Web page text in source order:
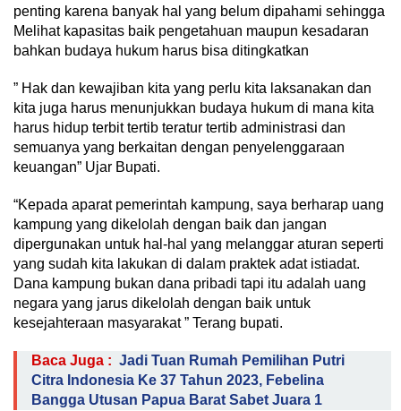
penting karena banyak hal yang belum dipahami sehingga
Melihat kapasitas baik pengetahuan maupun kesadaran
bahkan budaya hukum harus bisa ditingkatkan
” Hak dan kewajiban kita yang perlu kita laksanakan dan
kita juga harus menunjukkan budaya hukum di mana kita
harus hidup terbit tertib teratur tertib administrasi dan
semuanya yang berkaitan dengan penyelenggaraan
keuangan” Ujar Bupati.
“Kepada aparat pemerintah kampung, saya berharap uang
kampung yang dikelolah dengan baik dan jangan
dipergunakan untuk hal-hal yang melanggar aturan seperti
yang sudah kita lakukan di dalam praktek adat istiadat.
Dana kampung bukan dana pribadi tapi itu adalah uang
negara yang jarus dikelolah dengan baik untuk
kesejahteraan masyarakat ” Terang bupati.
Baca Juga : Jadi Tuan Rumah Pemilihan Putri
Citra Indonesia Ke 37 Tahun 2023, Febelina
Bangga Utusan Papua Barat Sabet Juara 1